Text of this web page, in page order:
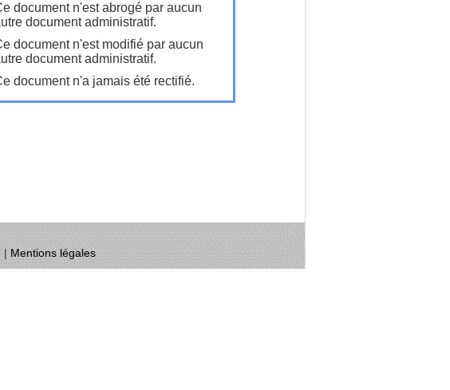
document n'est abrogé par aucun
document administratif.
document n'est modifié par aucun
document administratif.
document n'a jamais été rectifié.
|Mentions légales